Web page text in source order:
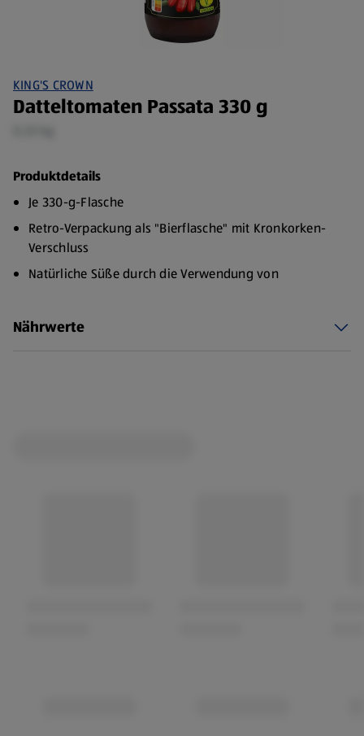
KING'S CROWN
Datteltomaten Passata 330 g
Produktdetails
Je 330-g-Flasche
Retro-Verpackung als "Bierflasche" mit Kronkorken-
Verschluss
Natürliche Süße durch die Verwendung von
Nährwerte